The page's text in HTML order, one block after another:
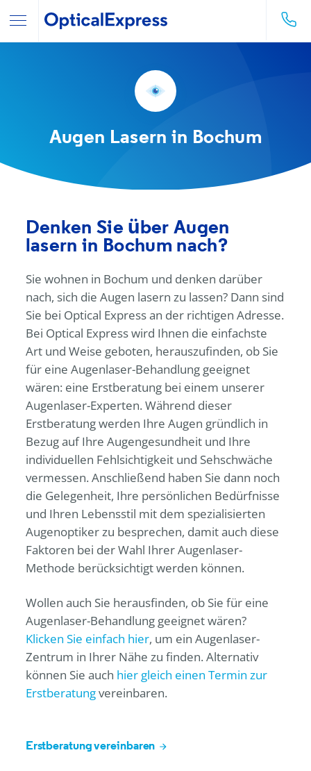
Augen Lasern in Bochum
Denken Sie über Augen
lasern in Bochum nach?
Sie wohnen in Bochum und denken darüber
nach, sich die Augen lasern zu lassen? Dann sind
Sie bei Optical Expressan der richtigen Adresse.
Bei Optical Expresswird Ihnen die einfachste
Art und Weise geboten, herauszufinden, ob Sie
für eine Augenlaser-Behandlung geeignet
wären: eine Erstberatung bei einem unserer
Augenlaser-Experten. Während dieser
Erstberatung werden Ihre Augen gründlich in
Bezug auf Ihre Augengesundheit und Ihre
individuellen Fehlsichtigkeit und Sehschwäche
vermessen. Anschließend haben Sie dann noch
die Gelegenheit, Ihre persönlichen Bedürfnisse
und Ihren Lebensstil mit dem spezialisierten
Augenoptiker zu besprechen, damit auch diese
Faktoren bei der Wahl Ihrer Augenlaser-
Methode berücksichtigt werden können.
Wollen auch Sie herausfinden, ob Sie für eine
Augenlaser-Behandlung geeignet wären?
Klicken Sie einfach hier, um ein Augenlaser-
Zentrum in Ihrer Nähe zu finden. Alternativ
können Sie auch hier gleich einen Termin zur
Erstberatungvereinbaren.
Erstberatung vereinbaren